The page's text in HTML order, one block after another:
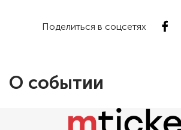
Поделиться в соцсетях
О событии